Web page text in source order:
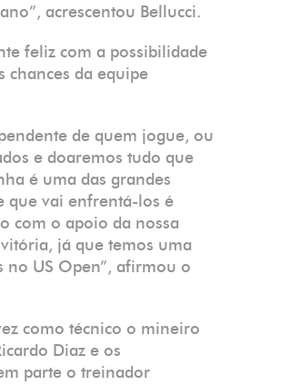
acrescentou Bellucci.
feliz com a possibilidade
chances da equipe
de quem jogue, ou
e doaremos tudo que
é uma das grandes
que vai enfrentá-los é
com o apoio da nossa
já que temos uma
no US Open”, afirmou o
como técnico o mineiro
Diaz e os
parte o treinador